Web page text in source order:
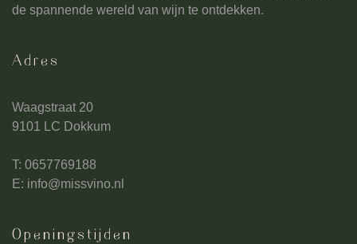
de spannende wereld van wijn te ontdekken.
Adres
Waagstraat 20
9101 LC Dokkum
T: 0657769188
E: info@missvino.nl
Openingstijden